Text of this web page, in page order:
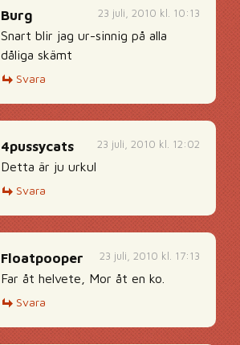
23 juli, 2010 kl. 10:13
Burg
Snart blir jag ur-sinnig på alla
dåliga skämt
Svara
23 juli, 2010 kl. 12:02
4pussycats
Detta är ju urkul
Svara
23 juli, 2010 kl. 17:13
Floatpooper
Far åt helvete, Mor åt en ko.
Svara